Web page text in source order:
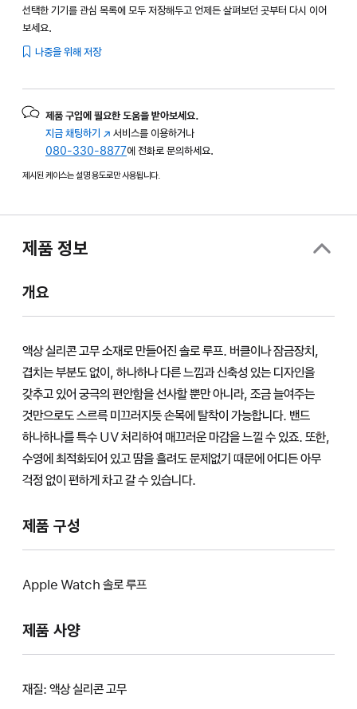
선택한 기기를 관심 목록에 모두 저장해두고 언제든 살펴보던 곳부터 다시 이어
보세요.
나중을 위해 저장
제품 구입에 필요한 도움을 받아보세요.
지금 채팅하기 (새
창에서
열림)
서비스를 이용하거나
080-330-8877에 전화로 문의하세요.
제시된 케이스는 설명 용도로만 사용됩니다.
제품 정보
개요
액상 실리콘 고무 소재로 만들어진 솔로 루프. 버클이나 잠금장치,
겹치는 부분도 없이, 하나하나 다른 느낌과 신축성 있는 디자인을
갖추고 있어 궁극의 편안함을 선사할 뿐만 아니라, 조금 늘여주는
것만으로도 스르륵 미끄러지듯 손목에 탈착이 가능합니다. 밴드
하나하나를 특수 UV 처리하여 매끄러운 마감을 느낄 수 있죠. 또한,
수영에 최적화되어 있고 땀을 흘려도 문제없기 때문에 어디든 아무
걱정 없이 편하게 차고 갈 수 있습니다.
제품 구성
Apple Watch 솔로 루프
제품 사양
재질: 액상 실리콘 고무